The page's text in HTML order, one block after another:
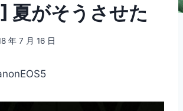
夏がそうさせた
年 7 月 16 日